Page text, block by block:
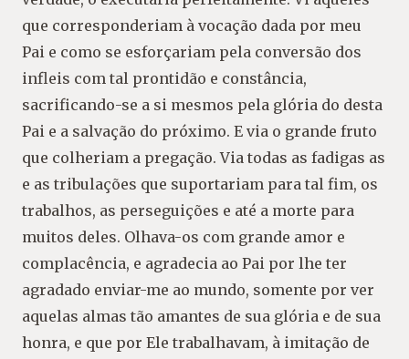
que corresponderiam à vocação dada por meu
Pai e como se esforçariam pela conversão dos
infleis com tal prontidão e constância,
sacrificando-se a si mesmos pela glória do desta
Pai e a salvação do próximo. E via o grande fruto
que colheriam a pregação. Via todas as fadigas as
e as tribulações que suportariam para tal fim, os
trabalhos, as perseguições e até a morte para
muitos deles. Olhava-os com grande amor e
complacência, e agradecia ao Pai por lhe ter
agradado enviar-me ao mundo, somente por ver
aquelas almas tão amantes de sua glória e de sua
honra, e que por Ele trabalhavam, à imitação de